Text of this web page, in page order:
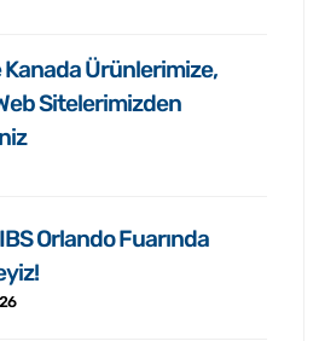
Ürünlerimize,
Sitelerimizden
Orlando Fuarında